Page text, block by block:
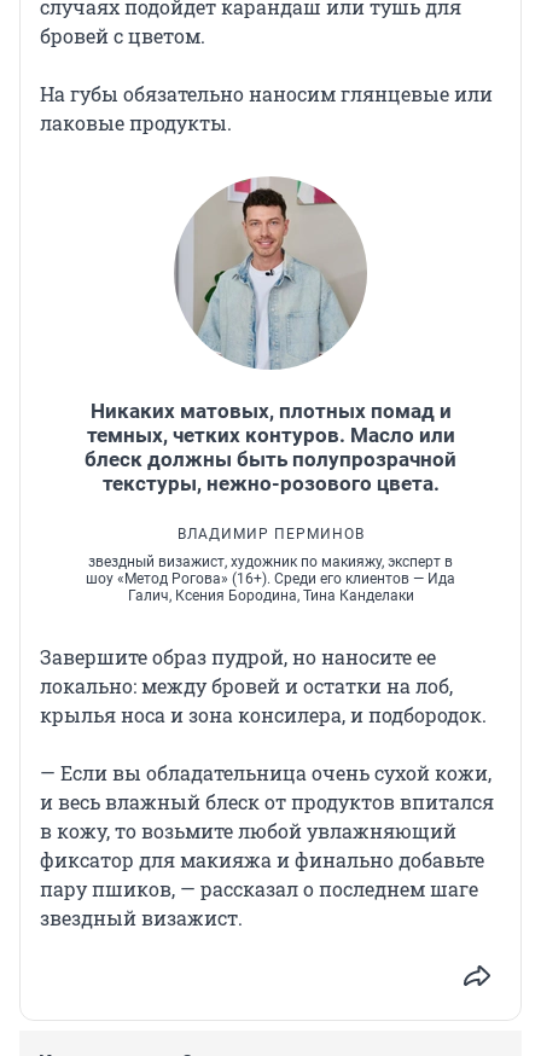
случаях подойдет карандаш или тушь для
бровей с цветом.
На губы обязательно наносим глянцевые или
лаковые продукты.
Никаких матовых, плотных помад и
темных, четких контуров. Масло или
блеск должны быть полупрозрачной
текстуры, нежно-розового цвета.
ВЛАДИМИР ПЕРМИНОВ
звездный визажист, художник по макияжу, эксперт в
шоу «Метод Рогова» (16+). Среди его клиентов — Ида
Галич, Ксения Бородина, Тина Канделаки
Завершите образ пудрой, но наносите ее
локально: между бровей и остатки на лоб,
крылья носа и зона консилера, и подбородок.
— Если вы обладательница очень сухой кожи,
и весь влажный блеск от продуктов впитался
в кожу, то возьмите любой увлажняющий
фиксатор для макияжа и финально добавьте
пару пшиков, — рассказал о последнем шаге
звездный визажист.